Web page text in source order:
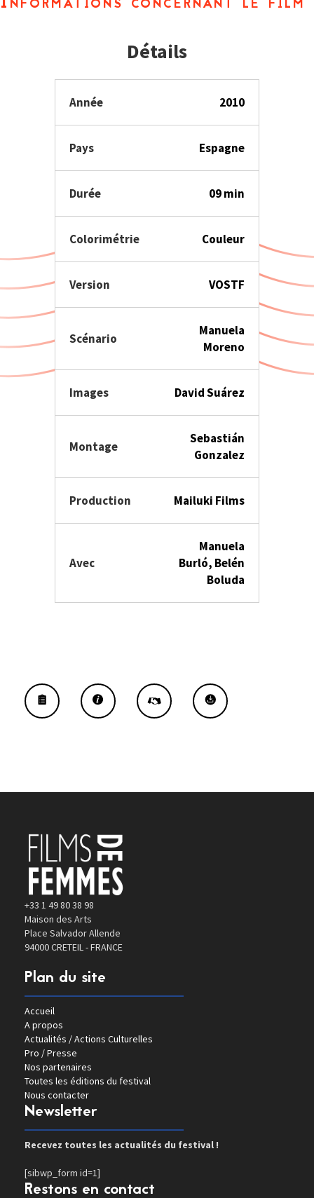
Détails
Année 2010
Pays Espagne
Durée 09 min
Colorimétrie Couleur
Version VOSTF
Scénario
Manuela
Moreno
Images David Suárez
Montage
Sebastián
Gonzalez
Production Mailuki Films
Avec
Manuela
Burló, Belén
Boluda
+33 1 49 80 38 98
Maison des Arts
Place Salvador Allende
94000 CRETEIL - FRANCE
Plan du site
Accueil
A propos
Actualités / Actions Culturelles
Pro / Presse
Nos partenaires
Toutes les éditions du festival
Nous contacter
Newsletter
Recevez toutes les actualités du festival !
[sibwp_form id=1]
Restons en contact